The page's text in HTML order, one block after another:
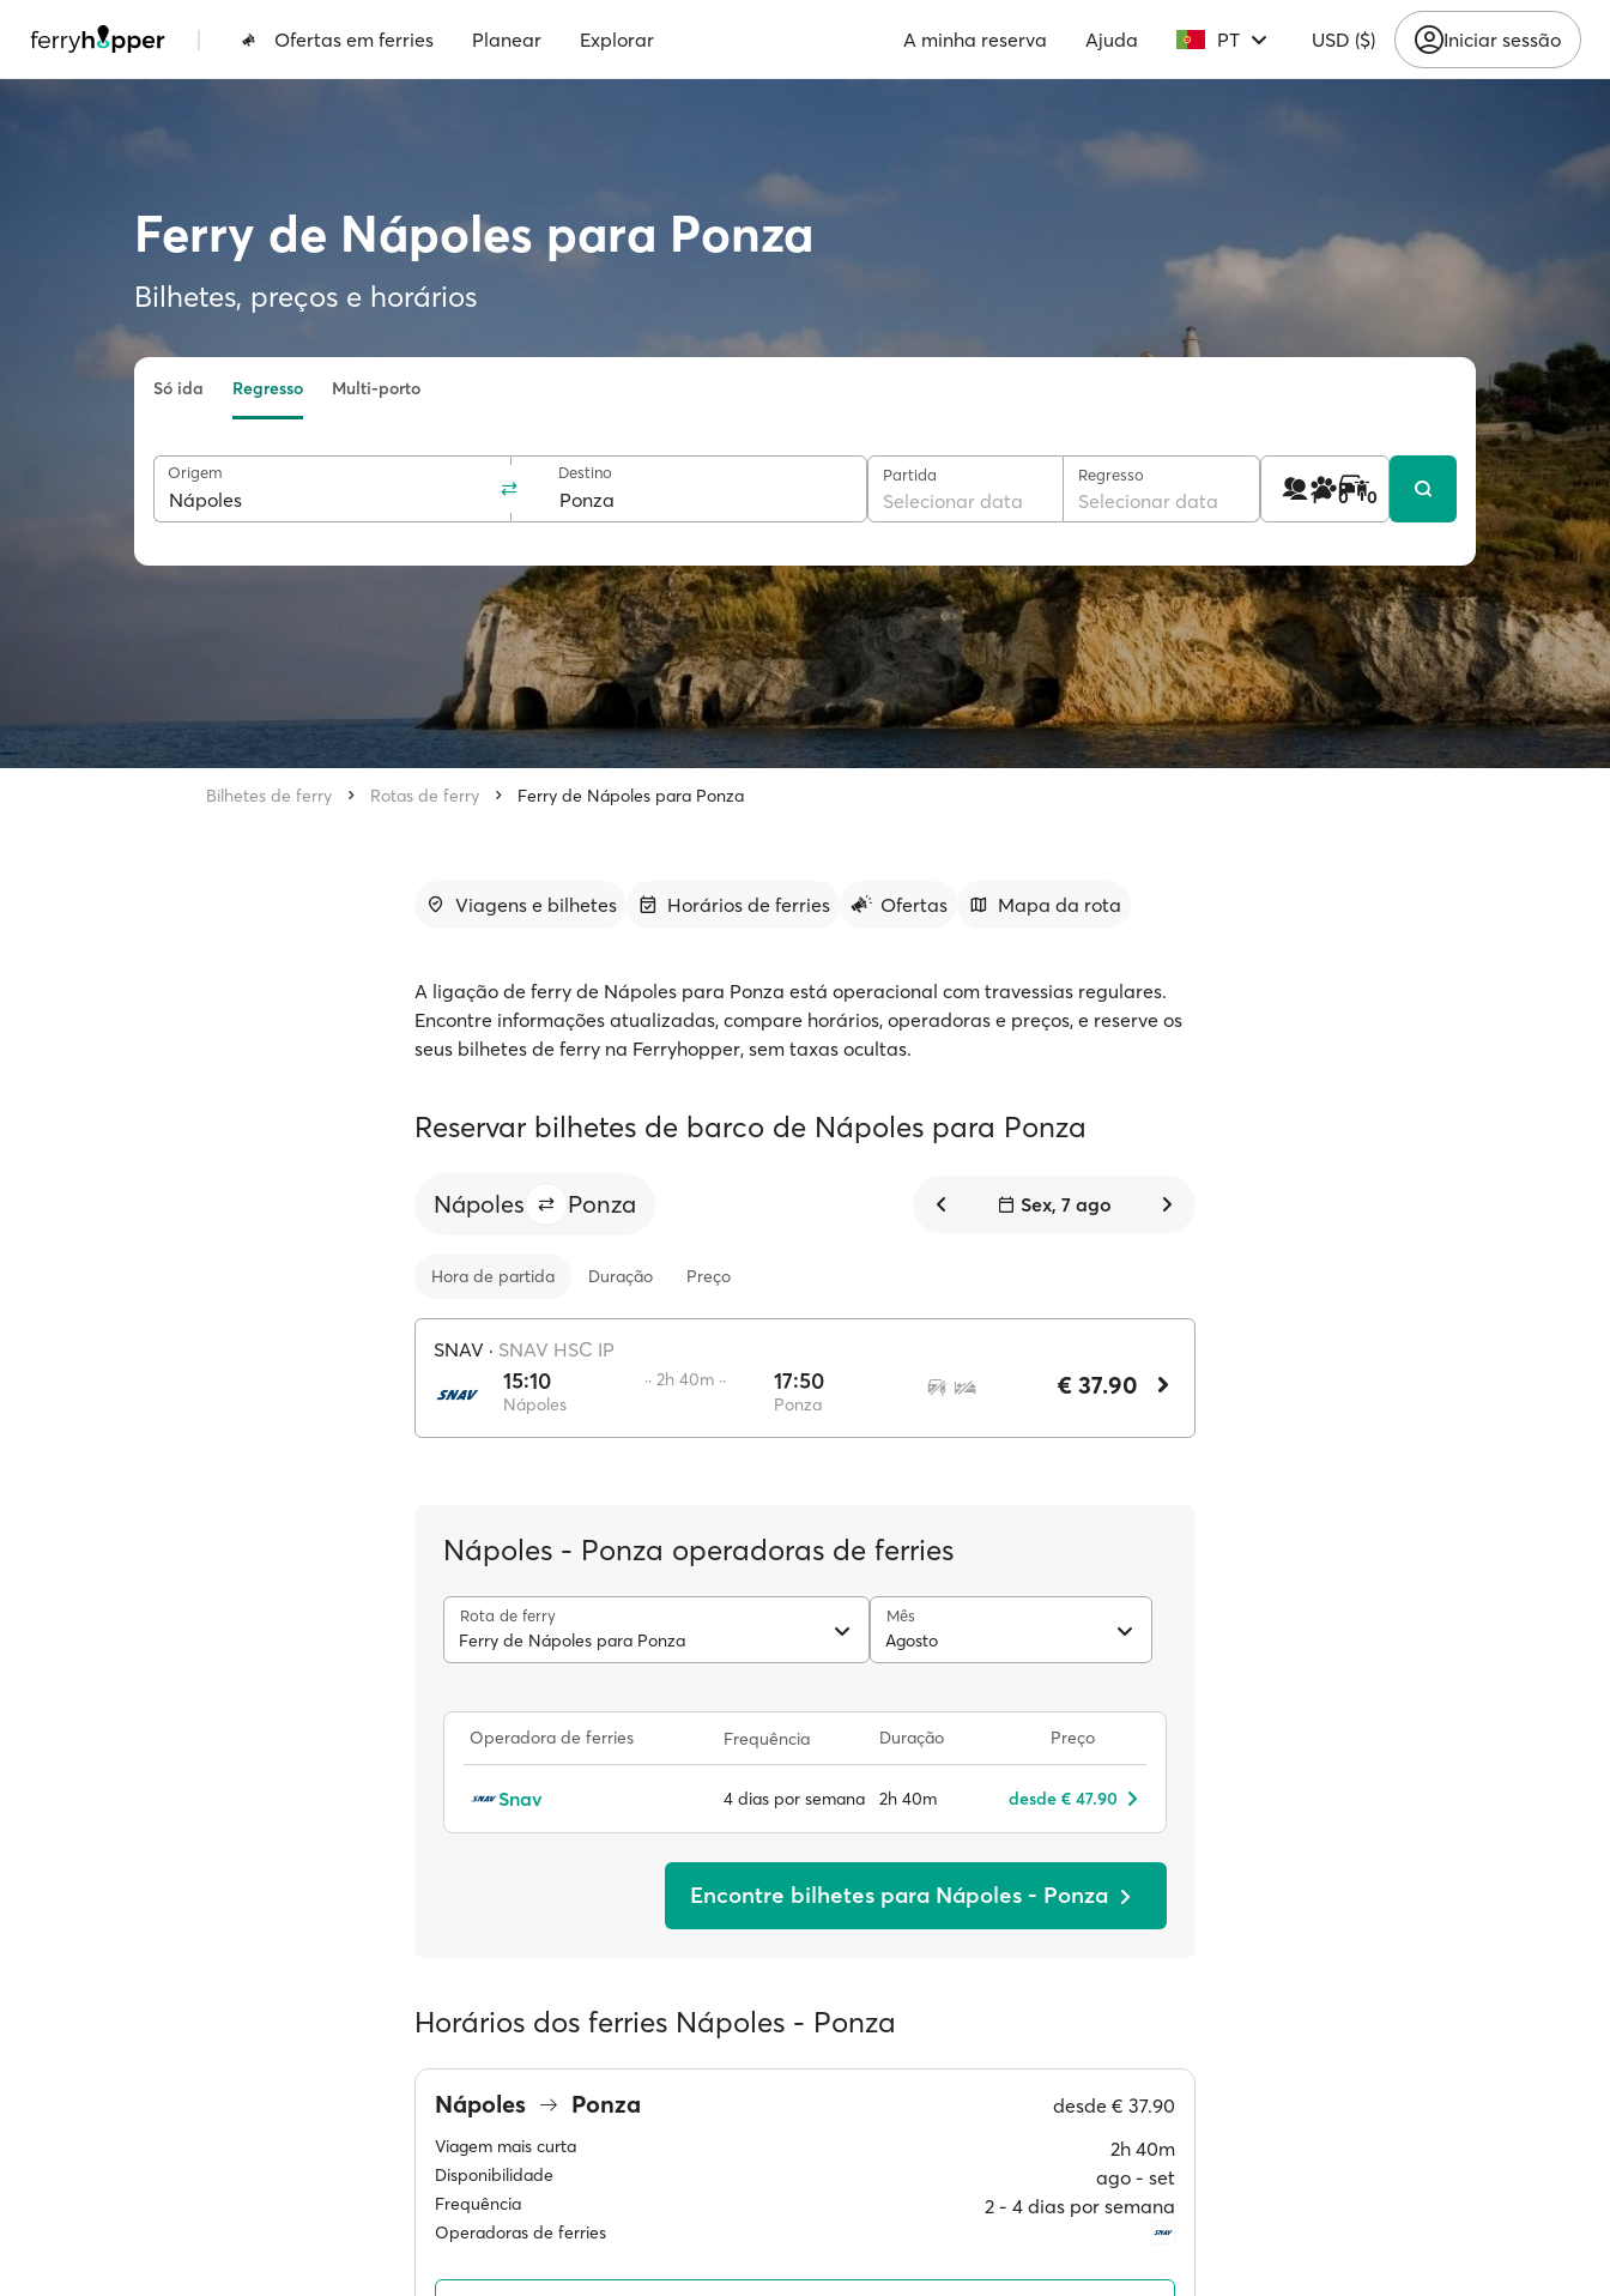
| Ofertas em ferries Planear Explorar A minha reserva Ajuda PT USD ($) Iniciar sessão
Ferry de Nápoles para Ponza
Bilhetes, preços e horários
Só ida Regresso Multi-porto
Origem Destino Partida
Selecionar data
Regresso
Selecionar data 1 0 0
Bilhetes de ferry Rotas de ferry Ferry de Nápoles para Ponza
Viagens e bilhetes Horários de ferries Ofertas Mapa da rota
A ligação de ferry de Nápoles para Ponza está operacional com travessias regulares.
Encontre informações atualizadas, compare horários, operadoras e preços, e reserve os
seus bilhetes de ferry na Ferryhopper, sem taxas ocultas.
Reservar bilhetes de barco de Nápoles para Ponza
Nápoles Ponza Sex, 7 ago
Hora de partida Duração Preço
SNAV · SNAV HSC IP
15:10
Nápoles
·· 2h 40m ·· 17:50
Ponza
€ 37.90
Nápoles - Ponza operadoras de ferries
Rota de ferry
Ferry de Nápoles para Ponza
Mês
Agosto
Operadora de ferries Frequência Duração Preço
Snav 4 dias por semana 2h 40m desde € 47.90
Encontre bilhetes para Nápoles - Ponza
Horários dos ferries Nápoles - Ponza
Nápoles Ponza desde € 37.90
Viagem mais curta 2h 40m
Disponibilidade ago ‐ set
Frequência 2 ‐ 4 dias por semana
Operadoras de ferries